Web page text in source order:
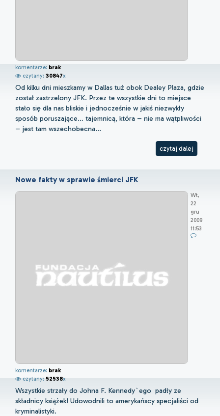
komentarze: brak
czytany: 30847x
Od kilku dni mieszkamy w Dallas tuż obok Dealey Plaza, gdzie
został zastrzelony JFK. Przez te wszystkie dni to miejsce
stało się dla nas bliskie i jednocześnie w jakiś niezwykły
sposób poruszające… tajemnicą, która – nie ma wątpliwości
– jest tam wszechobecna...
czytaj dalej
Nowe fakty w sprawie śmierci JFK
Wt,
22
gru
2009
11:53
komentarze: brak
czytany: 52538x
Wszystkie strzały do Johna F. Kennedy`ego padły ze
składnicy książek! Udowodnili to amerykańscy specjaliści od
kryminalistyki.